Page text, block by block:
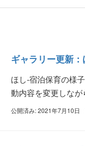
ギャラリー更新
ほし-宿泊保育の様
動内容を変更しな
公開済み: 2021年7月10日